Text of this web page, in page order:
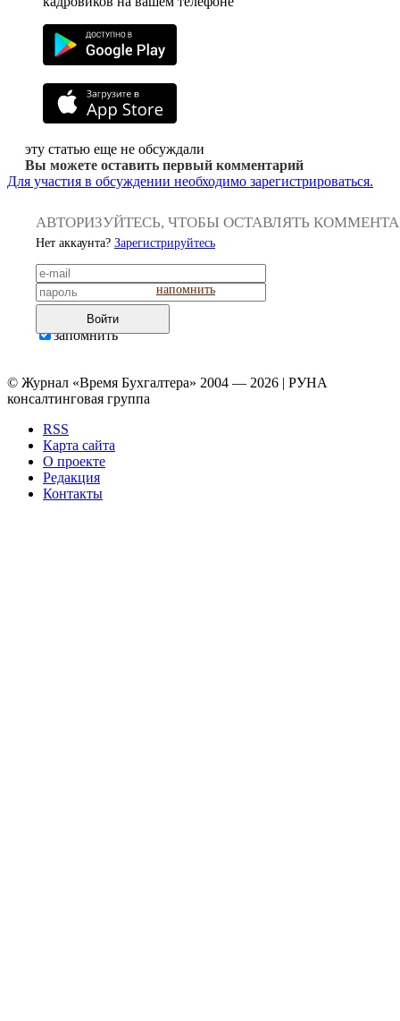
эту статью еще не обсуждали
Вы можете оставить первый комментарий
Для участия в обсуждении необходимо зарегистрироваться.
АВТОРИЗУЙТЕСЬ, ЧТОБЫ ОСТАВЛЯТЬ
Нет аккаунта? Зарегистрируйтесь
напомнить
Войти
запомнить
© Журнал «Время Бухгалтера» 2004 — 2026 | РУНА
консалтинговая группа
RSS
Карта сайта
О проекте
Редакция
Контакты